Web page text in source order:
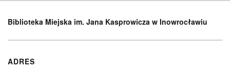
Biblioteka Miejska im. Jana Kasprowicza w Inowrocławiu
ADRES